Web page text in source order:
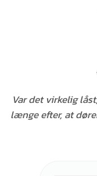
Var det virkelig
længe efter, at